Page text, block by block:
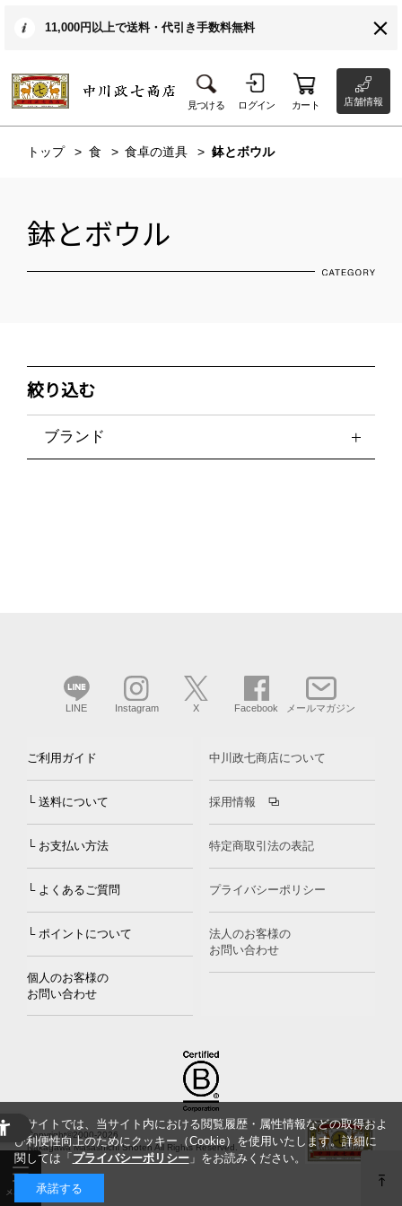
11,000円以上で送料・代引き手数料無料
見つける ログイン カート 店舗情報
トップ 食 食卓の道具 鉢とボウル
鉢とボウル
絞り込む
ブランド
LINE Instagram X Facebook メールマガジン
ご利用ガイド
└ 送料について
└ お支払い方法
└ よくあるご質問
└ ポイントについて
個人のお客様の
お問い合わせ
中川政七商店について
採用情報
特定商取引法の表記
プライバシーポリシー
法人のお客様の
お問い合わせ
Copyright©2000-2026
Nakagawa Masashichi Shoten All Rights Reserved.
当サイトでは、当サイト内における閲覧履歴・属性情報などの取得およ
び利便性向上のためにクッキー（Cookie）を使用いたします。詳細に
関しては「 プライバシーポリシー」をお読みください。
承諾する